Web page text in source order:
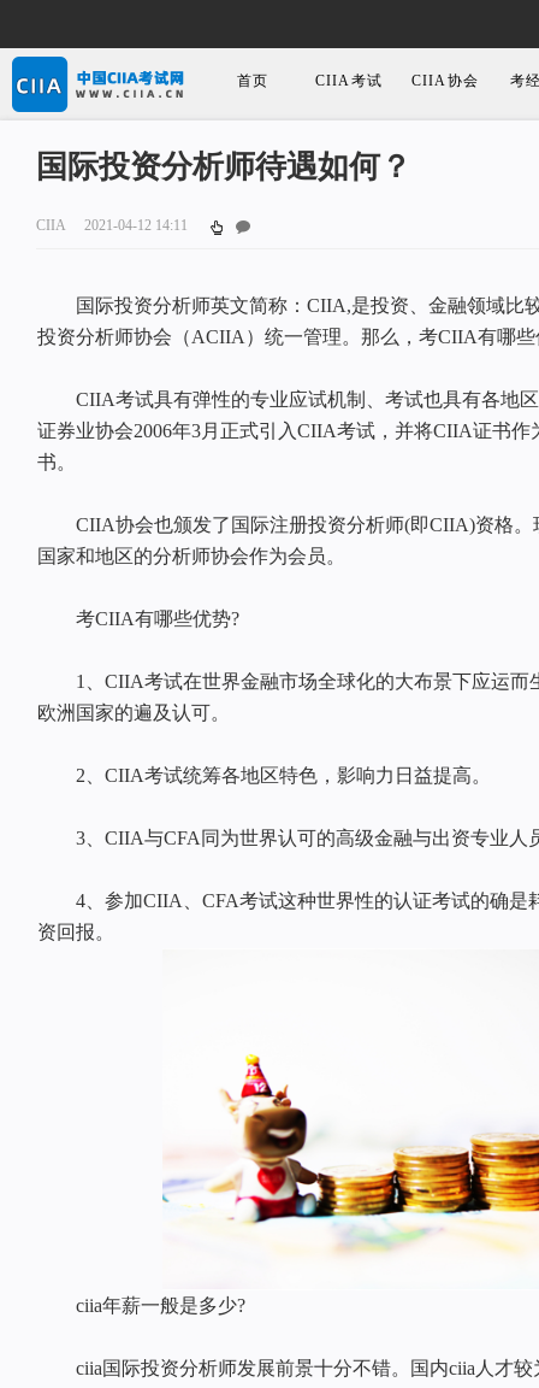
首页 CIIA考试 CIIA协会 考
国际投资分析师待遇如何？
CIIA 2021-04-12 14:11
国际投资分析师英文简称：CIIA,是投资、金融领域比
投资分析师协会（ACIIA）统一管理。那么，考CIIA有哪
CIIA考试具有弹性的专业应试机制、考试也具有各地区
证券业协会2006年3月正式引入CIIA考试，并将CIIA证书
书。
CIIA协会也颁发了国际注册投资分析师(即CIIA)资格。
国家和地区的分析师协会作为会员。
考CIIA有哪些优势?
1、CIIA考试在世界金融市场全球化的大布景下应运而
欧洲国家的遍及认可。
2、CIIA考试统筹各地区特色，影响力日益提高。
3、CIIA与CFA同为世界认可的高级金融与出资专业人
4、参加CIIA、CFA考试这种世界性的认证考试的确是
资回报。
ciia年薪一般是多少?
ciia国际投资分析师发展前景十分不错。国内ciia人才较